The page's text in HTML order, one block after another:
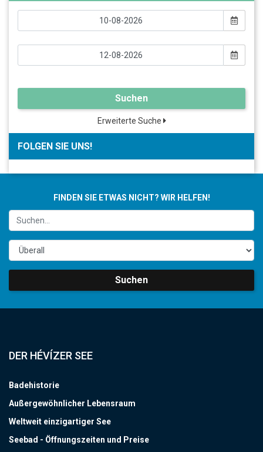
Suchen
Erweiterte Suche
FOLGEN SIE UNS!
FINDEN SIE ETWAS NICHT? WIR HELFEN!
Suchen
DER HÉVÍZER SEE
Badehistorie
Außergewöhnlicher Lebensraum
Weltweit einzigartiger See
Seebad - Öffnungszeiten und Preise